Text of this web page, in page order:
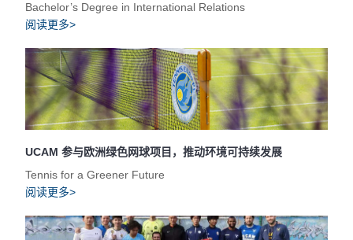
Bachelor’s Degree in International Relations
阅读更多>
UCAM 参与欧洲绿色网球项目，推动环境可持续发展
Tennis for a Greener Future
阅读更多>